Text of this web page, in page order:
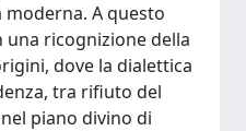
A questo
ricognizione della
dove la dialettica
tra rifiuto del
piano divino di